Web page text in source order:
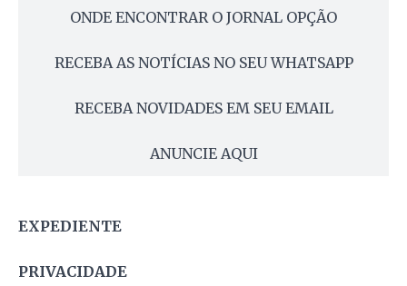
ONDE ENCONTRAR O JORNAL OPÇÃO
RECEBA AS NOTÍCIAS NO SEU WHATSAPP
RECEBA NOVIDADES EM SEU EMAIL
ANUNCIE AQUI
EXPEDIENTE
PRIVACIDADE